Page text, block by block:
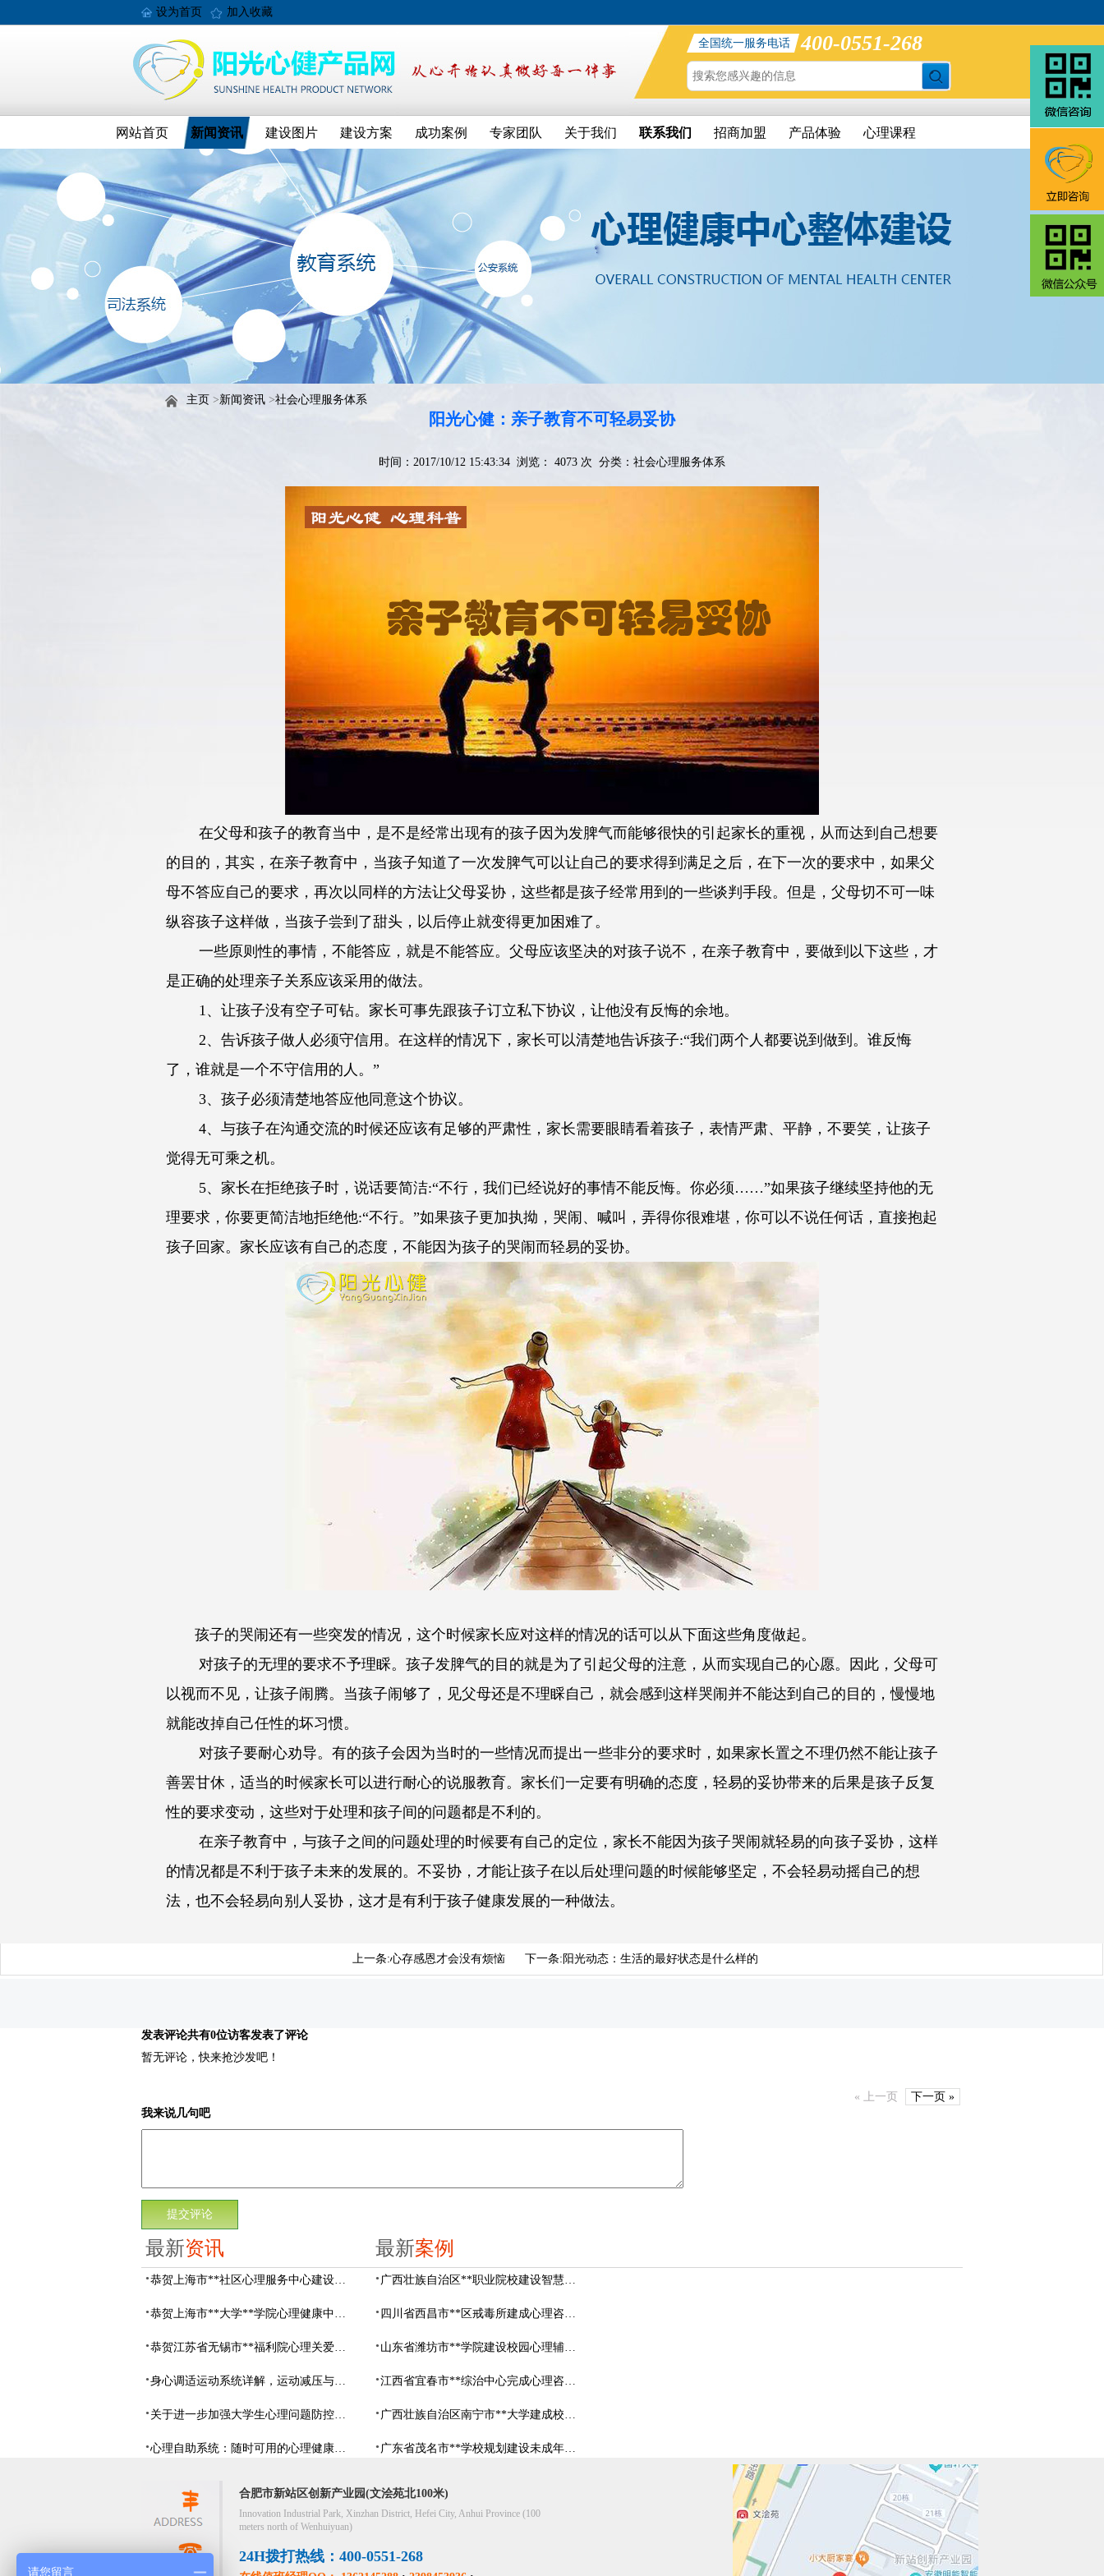
设为首页 加入收藏
全国统一服务电话 400-0551-268
网站首页 新闻资讯 建设图片 建设方案 成功案例 专家团队 关于我们 联系我们 招商加盟 产品体验 心理课程
主页 >新闻资讯 >社会心理服务体系
阳光心健：亲子教育不可轻易妥协
时间：2017/10/12 15:43:34 浏览： 4073 次 分类： 社会心理服务体系
在父母和孩子的教育当中，是不是经常出现有的孩子因为发脾气而能够很快的引起家长的重视，从而达到自己想要
的目的，其实，在亲子教育中，当孩子知道了一次发脾气可以让自己的要求得到满足之后，在下一次的要求中，如果父
母不答应自己的要求，再次以同样的方法让父母妥协，这些都是孩子经常用到的一些谈判手段。但是，父母切不可一味
纵容孩子这样做，当孩子尝到了甜头，以后停止就变得更加困难了。
一些原则性的事情，不能答应，就是不能答应。父母应该坚决的对孩子说不，在亲子教育中，要做到以下这些，才
是正确的处理亲子关系应该采用的做法。
1、让孩子没有空子可钻。家长可事先跟孩子订立私下协议，让他没有反悔的余地。
2、告诉孩子做人必须守信用。在这样的情况下，家长可以清楚地告诉孩子:“我们两个人都要说到做到。谁反悔
了，谁就是一个不守信用的人。”
3、孩子必须清楚地答应他同意这个协议。
4、与孩子在沟通交流的时候还应该有足够的严肃性，家长需要眼睛看着孩子，表情严肃、平静，不要笑，让孩子
觉得无可乘之机。
5、家长在拒绝孩子时，说话要简洁:“不行，我们已经说好的事情不能反悔。你必须……”如果孩子继续坚持他的无
理要求，你要更简洁地拒绝他:“不行。”如果孩子更加执拗，哭闹、喊叫，弄得你很难堪，你可以不说任何话，直接抱起
孩子回家。家长应该有自己的态度，不能因为孩子的哭闹而轻易的妥协。
孩子的哭闹还有一些突发的情况，这个时候家长应对这样的情况的话可以从下面这些角度做起。
对孩子的无理的要求不予理睬。孩子发脾气的目的就是为了引起父母的注意，从而实现自己的心愿。因此，父母可
以视而不见，让孩子闹腾。当孩子闹够了，见父母还是不理睬自己，就会感到这样哭闹并不能达到自己的目的，慢慢地
就能改掉自己任性的坏习惯。
对孩子要耐心劝导。有的孩子会因为当时的一些情况而提出一些非分的要求时，如果家长置之不理仍然不能让孩子
善罢甘休，适当的时候家长可以进行耐心的说服教育。家长们一定要有明确的态度，轻易的妥协带来的后果是孩子反复
性的要求变动，这些对于处理和孩子间的问题都是不利的。
在亲子教育中，与孩子之间的问题处理的时候要有自己的定位，家长不能因为孩子哭闹就轻易的向孩子妥协，这样
的情况都是不利于孩子未来的发展的。不妥协，才能让孩子在以后处理问题的时候能够坚定，不会轻易动摇自己的想
法，也不会轻易向别人妥协，这才是有利于孩子健康发展的一种做法。
上一条:心存感恩才会没有烦恼 下一条: 阳光动态：生活的最好状态是什么样的
发表评论共有0位访客发表了评论
暂无评论，快来抢沙发吧！
« 上一页
下一页 »
我来说几句吧
最新资讯
恭贺上海市**社区心理服务中心建设项目由阳光心健代理商中标
恭贺上海市**大学**学院心理健康中心建设项目由阳光心健代理商中标
恭贺江苏省无锡市**福利院心理关爱中心建设项目由阳光心健代理商中标
身心调适运动系统详解，运动减压与心理调适全指南
关于进一步加强大学生心理问题防控，防控大学生心理危机
心理自助系统：随时可用的心理健康自助服务平台
最新案例
广西壮族自治区**职业院校建设智慧校园心理咨询室
四川省西昌市**区戒毒所建成心理咨询室
山东省​潍坊市**学院建设校园心理辅导中心
江西省宜春市**综治中心完成心理咨询室建设
广西壮族自治区南宁市**大学建成校园心理咨询室
广东省茂名市**学校规划建设未成年人辅导中心
合肥市新站区创新产业园(文浍苑北100米)
Innovation Industrial Park, Xinzhan District, Hefei City, Anhui Province (100
meters north of Wenhuiyuan)
24H拨打热线：400-0551-268
请您留言